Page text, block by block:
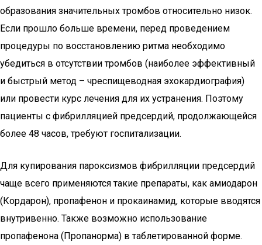
образования значительных тромбов относительно низок.
Если прошло больше времени, перед проведением
процедуры по восстановлению ритма необходимо
убедиться в отсутствии тромбов (наиболее эффективный
и быстрый метод – чреспищеводная эхокардиография)
или провести курс лечения для их устранения. Поэтому
пациенты с фибрилляцией предсердий, продолжающейся
более 48 часов, требуют госпитализации.
Для купирования пароксизмов фибрилляции предсердий
чаще всего применяются такие препараты, как амиодарон
(Кордарон), пропафенон и прокаинамид, которые вводятся
внутривенно. Также возможно использование
пропафенона (Пропанорма) в таблетированной форме.